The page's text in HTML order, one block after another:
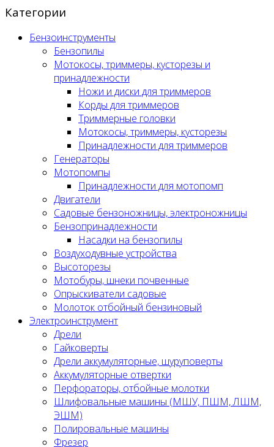
Категории
Бензоинструменты
Бензопилы
Мотокосы, триммеры, кусторезы и
принадлежности
Ножи и диски для триммеров
Корды для триммеров
Триммерные головки
Мотокосы, триммеры, кусторезы
Принадлежности для триммеров
Генераторы
Мотопомпы
Принадлежности для мотопомп
Двигатели
Садовые бензоножницы, электроножницы
Бензопринадлежности
Насадки на бензопилы
Воздуходувные устройства
Высоторезы
Мотобуры, шнеки почвенные
Опрыскиватели садовые
Молоток отбойный бензиновый
Электроинструмент
Дрели
Гайковерты
Дрели аккумуляторные, шуруповерты
Аккумуляторные отвертки
Перфораторы, отбойные молотки
Шлифовальные машины (МШУ, ПШМ, ЛШМ,
ЭШМ)
Полировальные машины
Фрезер